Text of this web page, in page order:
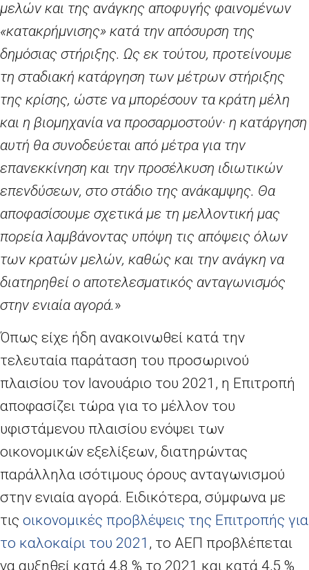
μελών και της ανάγκης αποφυγής φαινομένων
«κατακρήμνισης» κατά την απόσυρση της
δημόσιας στήριξης. Ως εκ τούτου, προτείνουμε
τη σταδιακή κατάργηση των μέτρων στήριξης
της κρίσης, ώστε να μπορέσουν τα κράτη μέλη
και η βιομηχανία να προσαρμοστούν· η κατάργηση
αυτή θα συνοδεύεται από μέτρα για την
επανεκκίνηση και την προσέλκυση ιδιωτικών
επενδύσεων, στο στάδιο της ανάκαμψης. Θα
αποφασίσουμε σχετικά με τη μελλοντική μας
πορεία λαμβάνοντας υπόψη τις απόψεις όλων
των κρατών μελών, καθώς και την ανάγκη να
διατηρηθεί ο αποτελεσματικός ανταγωνισμός
στην ενιαία αγορά.»
Όπως είχε ήδη ανακοινωθεί κατά την
τελευταία παράταση του προσωρινού
πλαισίου τον Ιανουάριο του 2021, η Επιτροπή
αποφασίζει τώρα για το μέλλον του
υφιστάμενου πλαισίου ενόψει των
οικονομικών εξελίξεων, διατηρώντας
παράλληλα ισότιμους όρους ανταγωνισμού
στην ενιαία αγορά. Ειδικότερα, σύμφωνα με
τις οικονομικές προβλέψεις της Επιτροπής για
το καλοκαίρι του 2021 , το ΑΕΠ προβλέπεται
να αυξηθεί κατά 4,8 % το 2021 και κατά 4,5 %